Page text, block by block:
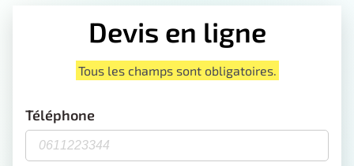
Devis en ligne
Tous les champs sont obligatoires.
Téléphone